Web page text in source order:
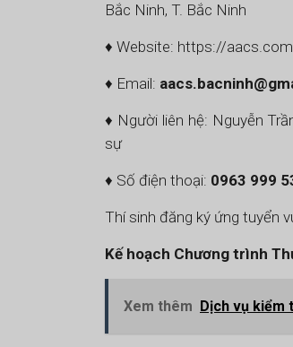
Bắc Ninh, T. Bắc Ninh
♦ Website: https://
♦ Email:
♦ Người liên hệ: Nguyễn
sự
♦ Số điện thoại: 0963 999
Thí sinh đăng ký ứng tuyển
Kế hoạch Chương trình
Xem thêm Dịch vụ kiểm